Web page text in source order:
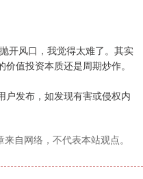
风口，我觉得太难了。其实
值投资本质还是周期炒作。
户发布，如发现有害或侵权内
自网络，不代表本站观点。